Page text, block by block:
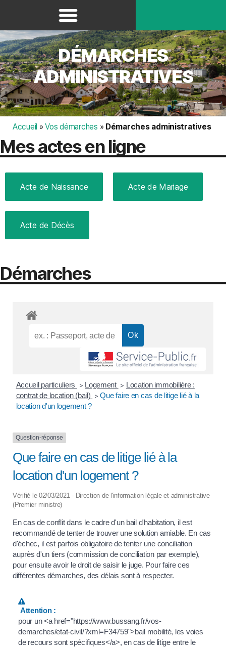
DÉMARCHES
ADMINISTRATIVES
Accueil »Vos démarches » Démarches administratives
Mes actes en ligne
Acte de Naissance Acte de Mariage
Acte de Décès
Démarches
Accueil particuliers > Logement > Location immobilière :
contrat de location (bail) > Que faire en cas de litige lié à la
location d'un logement ?
Question-réponse
Que faire en cas de litige lié à la
location d'un logement ?
Vérifié le 02/03/2021 - Direction de l'information légale et administrative
(Premier ministre)
En cas de conflit dans le cadre d'un bail d'habitation, il est
recommandé de tenter de trouver une solution amiable. En cas
d'échec, il est parfois obligatoire de tenter une conciliation
auprès d'un tiers (commission de conciliation par exemple),
pour ensuite avoir le droit de saisir le juge. Pour faire ces
différentes démarches, des délais sont à respecter.
Attention :
pour un <a href="https://www.bussang.fr/vos-
demarches/etat-civil/?xml=F34759">bail mobilité, les voies
de recours sont spécifiques</a>, en cas de litige entre le